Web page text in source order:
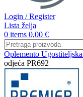
Login / Register
Lista želja
0 items 0,00 €
Oplemento
odjeća PR692